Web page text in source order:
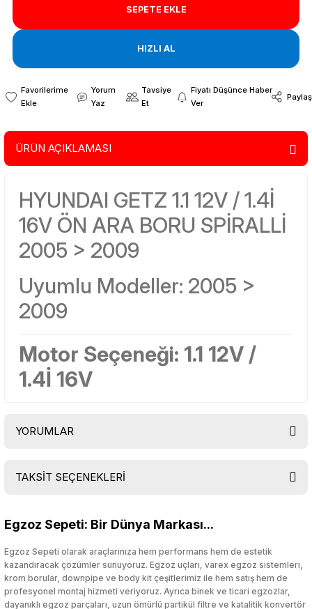
SEPETE EKLE
HIZLI AL
Yorum
Yaz
Tavsiye
Et
Fiyatı Düşünce Haber
Ver
Paylaş
ÜRÜN AÇIKLAMASI
HYUNDAI GETZ 1.1 12V / 1.4İ
16V ÖN ARA BORU SPİRALLİ
2005 > 2009
Uyumlu Modeller: 2005 >
2009
Motor Seçeneği: 1.1 12V /
1.4İ 16V
YORUMLAR
TAKSİT SEÇENEKLERİ
Egzoz Sepeti: Bir Dünya Markası...
Egzoz Sepeti olarak araçlarınıza hem performans hem de estetik
kazandıracak çözümler sunuyoruz. Egzoz uçları, varex egzoz sistemleri,
krom borular, downpipe ve body kit çeşitlerimiz ile hem satış hem de
profesyonel montaj hizmeti veriyoruz. Ayrıca binek ve ticari egzozlar,
dayanıklı egzoz parçaları, uzun ömürlü partikül filtre ve katalitik konvertör